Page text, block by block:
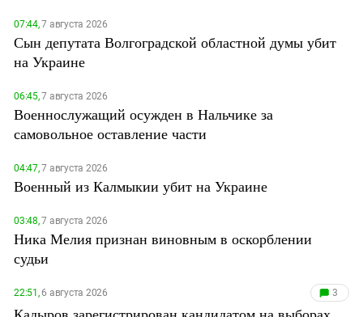
07:44,7 августа 2026
Сын депутата Волгоградской областной думы убит
на Украине
06:45,7 августа 2026
Военнослужащий осужден в Нальчике за
самовольное оставление части
04:47,7 августа 2026
Военный из Калмыкии убит на Украине
03:48,7 августа 2026
Ника Мелия признан виновным в оскорблении
судьи
22:51,6 августа 2026 3